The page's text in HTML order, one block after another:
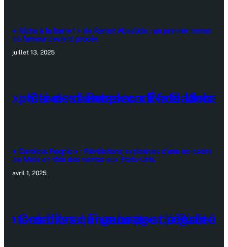
« Aïcha à la barre ! » de Ramat Abadjida : un premier roman
où l’amour devient procès
juillet 13, 2025
« Careless People » : Révélations explosives d’une ex-cadre
de Meta en tête des ventes aux États-Unis
avril 1, 2025